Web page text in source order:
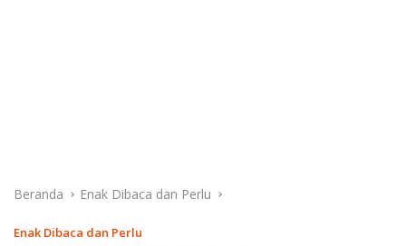
Beranda Enak Dibaca dan Perlu
Enak Dibaca dan Perlu